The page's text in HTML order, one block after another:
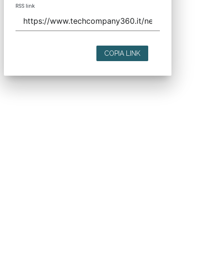
RSS link
COPIA LINK